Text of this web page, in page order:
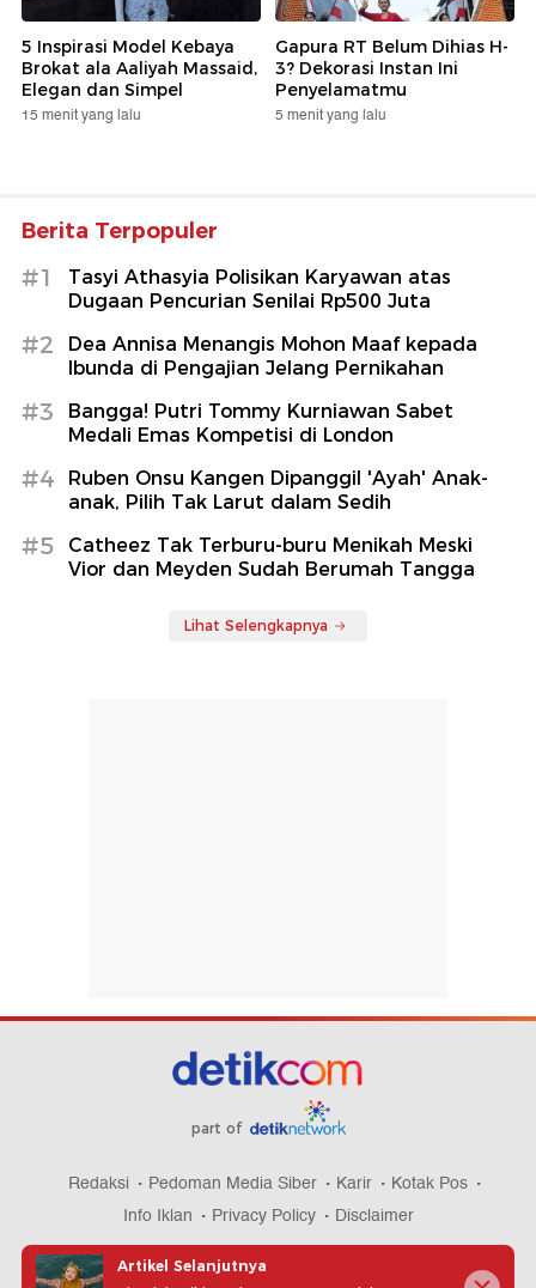
5 Inspirasi Model Kebaya
Brokat ala Aaliyah Massaid,
Elegan dan Simpel
15 menit yang lalu
Gapura RT Belum Dihias H-
3? Dekorasi Instan Ini
Penyelamatmu
5 menit yang lalu
Berita Terpopuler
#1
Tasyi Athasyia Polisikan Karyawan atas
Dugaan Pencurian Senilai Rp500 Juta
#2
Dea Annisa Menangis Mohon Maaf kepada
Ibunda di Pengajian Jelang Pernikahan
#3
Bangga! Putri Tommy Kurniawan Sabet
Medali Emas Kompetisi di London
#4
Ruben Onsu Kangen Dipanggil 'Ayah' Anak-
anak, Pilih Tak Larut dalam Sedih
#5
Catheez Tak Terburu-buru Menikah Meski
Vior dan Meyden Sudah Berumah Tangga
Lihat Selengkapnya
part of
Redaksi Pedoman Media Siber Karir
Kotak Pos
Info Iklan
Privacy Policy Disclaimer
Artikel Selanjutnya